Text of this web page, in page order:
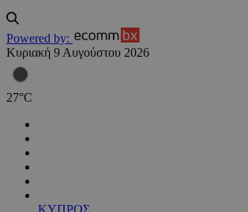
Powered by:
Κυριακή 9 Αυγούστου 2026
27°C